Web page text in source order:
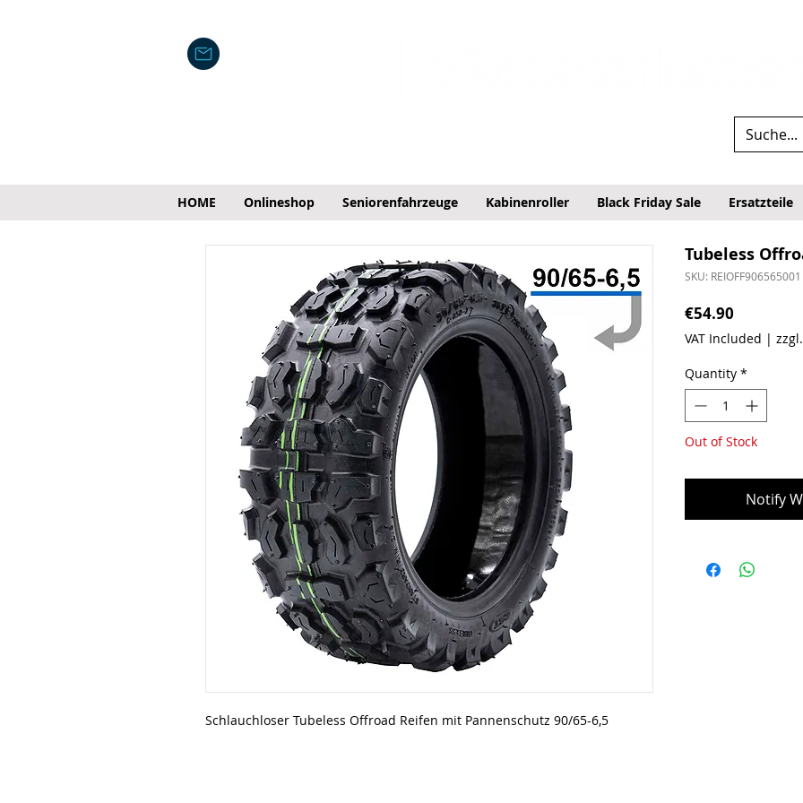
HOME Onlineshop Seniorenfahrzeuge Kabinenroller Black Friday Sale Ersatzteile
Schlauchloser Tubeless Offroad Reifen mit Pannenschutz 90/65-6,5
Tubeless
SKU: REIOFF906565001
€54.90Price
VAT Included |
Quantity *
Out of Stock
Notify